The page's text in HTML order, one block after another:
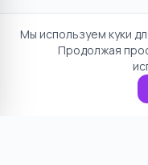
Мы используем куки
Продолжая